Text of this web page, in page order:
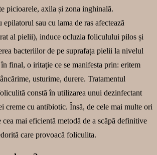
picioarele, axila și zona inghinală.
epilatorul sau cu lama de ras afectează
al pielii), induce ocluzia foliculului pilos și
bacteriilor de pe suprafața pielii la nivelul
final, o iritație ce se manifesta prin: eritem
usturime, durere. Tratamentul
constă în utilizarea unui dezinfectant
creme cu antibiotic. Însă, de cele mai multe ori
cea mai eficientă metodă de a scăpă definitive
care provoacă foliculita.